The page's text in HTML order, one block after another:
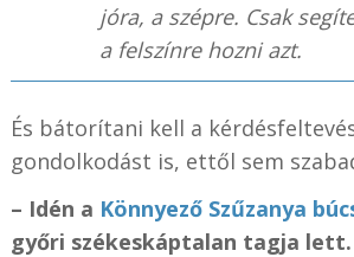
jóra, a szépre. Csak
a felszínre hozni azt.
És bátorítani kell a
gondolkodást is, ettől sem
– Idén a Könnyező Szűzanya
győri székeskáptalan tagja